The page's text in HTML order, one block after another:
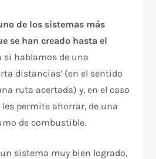
de los sistemas más
se han creado hasta el
si hablamos de una
distancias’ (en el sentido
ruta acertada) y, en el caso
permite ahorrar, de una
de combustible.
sistema muy bien logrado,